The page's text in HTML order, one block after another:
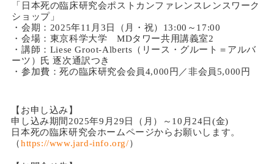
「日本死の臨床研究会ポストカンファレンスレンスワーク
ショップ」
・会期：2025年11月3日（月・祝）13:00～17:00
・会場：東京科学大学 MDタワー共用講義室2
・講師：Liese Groot-Alberts（リース・グルート＝アルバ
ーツ）氏 逐次通訳つき
・参加費：死の臨床研究会会員4,000円／非会員5,000円
【お申し込み】
申し込み期間2025年9月29日（月）～10月24日(金)
日本死の臨床研究会ホームページからお願いします。
（https://www.jard-info.org/）